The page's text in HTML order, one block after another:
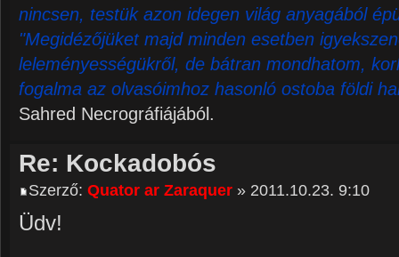
nincsen, testük azon idegen világ anyagából
"Megidézőjüket majd minden esetben
leleményességükről, de bátran mondhatom,
fogalma az olvasóimhoz hasonló ostoba földi
Sahred Necrográfiájából.
Re: Kockadobós
Szerző: Quator ar Zaraquer » 2011.10.23. 9:10
Üdv!